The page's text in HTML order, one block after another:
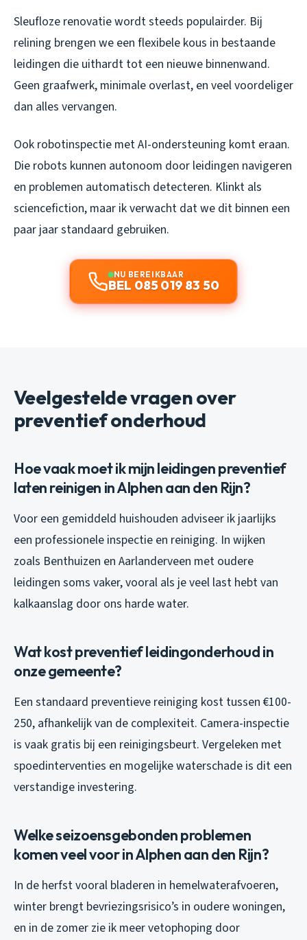
Sleufloze renovatie wordt steeds populairder. Bij
relining brengen we een flexibele kous in bestaande
leidingen die uithardt tot een nieuwe binnenwand.
Geen graafwerk, minimale overlast, en veel voordeliger
dan alles vervangen.
Ook robotinspectie met AI-ondersteuning komt eraan.
Die robots kunnen autonoom door leidingen navigeren
en problemen automatisch detecteren. Klinkt als
sciencefiction, maar ik verwacht dat we dit binnen een
paar jaar standaard gebruiken.
NU BEREIKBAAR
BEL 085 019 83 50
Veelgestelde vragen over
preventief onderhoud
Hoe vaak moet ik mijn leidingen preventief
laten reinigen in Alphen aan den Rijn?
Voor een gemiddeld huishouden adviseer ik jaarlijks
een professionele inspectie en reiniging. In wijken
zoals Benthuizen en Aarlanderveen met oudere
leidingen soms vaker, vooral als je veel last hebt van
kalkaanslag door ons harde water.
Wat kost preventief leidingonderhoud in
onze gemeente?
Een standaard preventieve reiniging kost tussen €100-
250, afhankelijk van de complexiteit. Camera-inspectie
is vaak gratis bij een reinigingsbeurt. Vergeleken met
spoedinterventies en mogelijke waterschade is dit een
verstandige investering.
Welke seizoensgebonden problemen
komen veel voor in Alphen aan den Rijn?
In de herfst vooral bladeren in hemelwaterafvoeren,
winter brengt bevriezingsrisico’s in oudere woningen,
en in de zomer zie ik meer vetophoping door